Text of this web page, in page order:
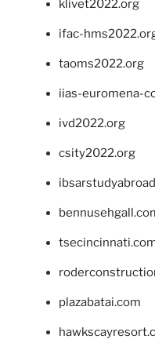
klivet2022.org
ifac-
taoms2022.org
iias-euromena-
ivd2022.org
csity2022.org
plazabatai.com